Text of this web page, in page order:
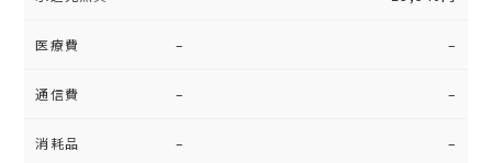
医療費 – –
通信費 – –
消耗品 – –